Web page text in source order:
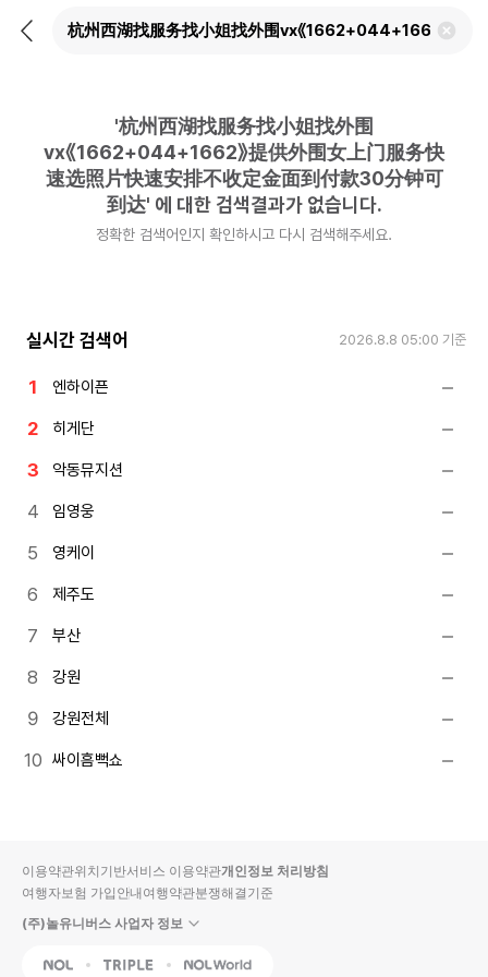
뒤
검
'杭州西湖找服务找小姐找外围
vx《1662+044+1662》提供外围女上门服务快
速选照片快速安排不收定金面到付款30分钟可
到达' 에 대한 검색결과가 없습니다.
정확한 검색어인지 확인하시고 다시 검색해주세요.
실시간 검색어 2026.8.8 05:00 기준
엔하이픈
히게단
악동뮤지션
임영웅
영케이
제주도
부산
강원
강원전체
싸이흠뻑쇼
이용약관위치기반서비스 이용약관개인정보 처리방침
여행자보험 가입안내여행약관분쟁해결기준
(주)놀유니버스 사업자 정보
NOL Triple Interpark Global